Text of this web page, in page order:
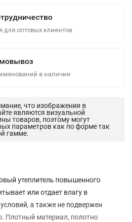
для оптовых клиентов
в наличии
что изображения в
являются визуальной
товаров, поэтому могут
параметров как по форме так
гамме.
утеплитель повышенного
или отдает влагу в
а также не подвержен
Плотный материал, полотно